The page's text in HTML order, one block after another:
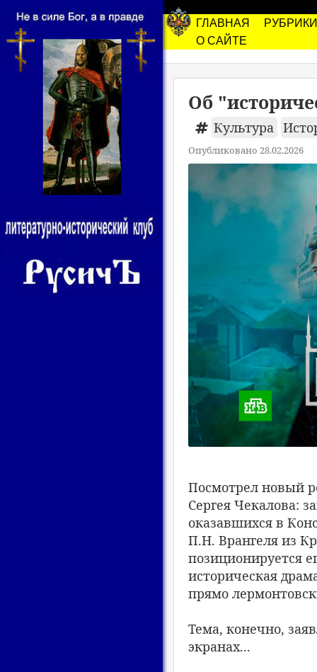
ГЛАВНАЯ
РУБРИКИ
О САЙТЕ
Об
Культура
Опубликовано 28.02.2026
Посмотрел новый
Сергея Чекалова:
оказавшихся в
П.Н. Врангеля из
позиционируется
историческая
прямо
Тема, конечно,
экранах...